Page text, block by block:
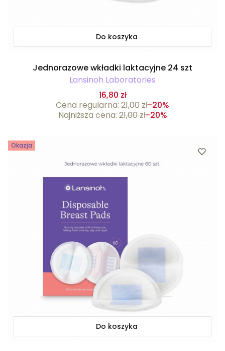
Do koszyka
Jednorazowe wkładki laktacyjne 24 szt
Lansinoh Laboratories
16,80 zł
Cena regularna: 21,00 zł-20%
Najniższa cena:21,00 zł-20%
Okazja
Do koszyka